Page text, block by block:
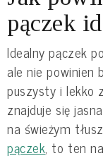
pączek
Idealny pączek
ale nie powinien
puszysty i lekko
znajduje się
na świeżym
pączek, to ten